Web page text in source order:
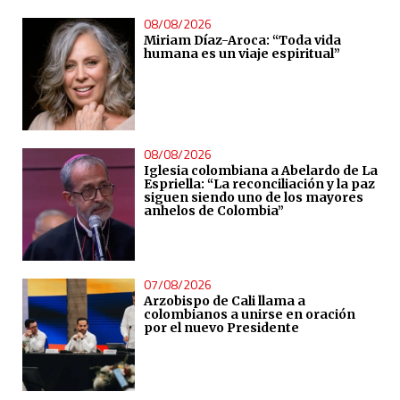
08/08/2026
Miriam Díaz-Aroca: “Toda vida
humana es un viaje espiritual”
08/08/2026
Iglesia colombiana a Abelardo de La
Espriella: “La reconciliación y la paz
siguen siendo uno de los mayores
anhelos de Colombia”
07/08/2026
Arzobispo de Cali llama a
colombianos a unirse en oración
por el nuevo Presidente